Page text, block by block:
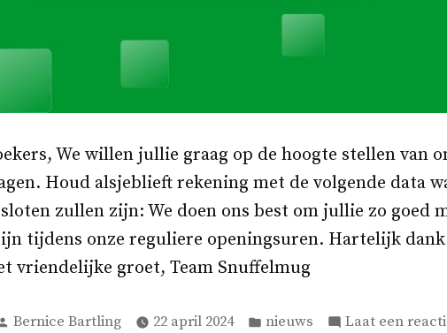
We willen jullie graag op de hoogte stellen van
Houd alsjeblieft rekening met de volgende data
zullen zijn: We doen ons best om jullie zo goed
tijdens onze reguliere openingsuren. Hartelijk
vriendelijke groet, Team Snuffelmug
Geplaatst
Bernice Bartling 22 april 2024
Geplaatst
nieuws Laat een